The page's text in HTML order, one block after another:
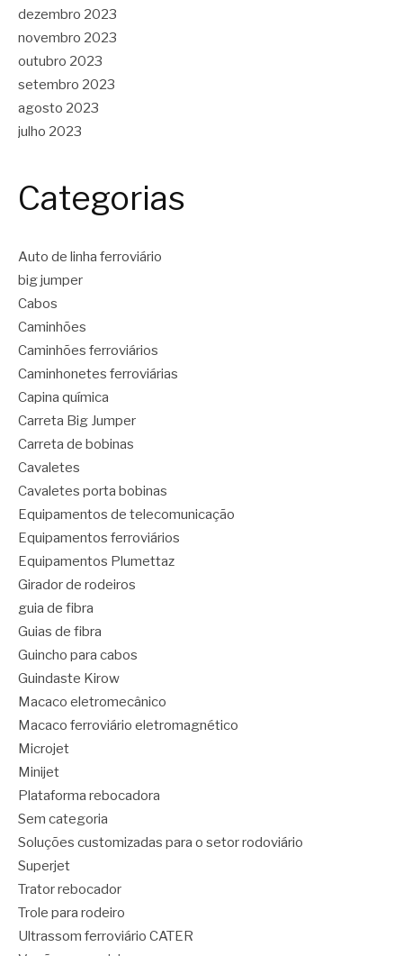
dezembro 2023
novembro 2023
outubro 2023
setembro 2023
agosto 2023
julho 2023
Categorias
Auto de linha ferroviário
big jumper
Cabos
Caminhões
Caminhões ferroviários
Caminhonetes ferroviárias
Capina química
Carreta Big Jumper
Carreta de bobinas
Cavaletes
Cavaletes porta bobinas
Equipamentos de telecomunicação
Equipamentos ferroviários
Equipamentos Plumettaz
Girador de rodeiros
guia de fibra
Guias de fibra
Guincho para cabos
Guindaste Kirow
Macaco eletromecânico
Macaco ferroviário eletromagnético
Microjet
Minijet
Plataforma rebocadora
Sem categoria
Soluções customizadas para o setor rodoviário
Superjet
Trator rebocador
Trole para rodeiro
Ultrassom ferroviário CATER